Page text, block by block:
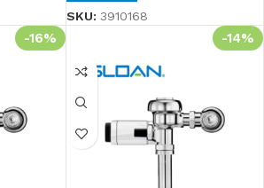
SKU: 3910168
-16% -14%